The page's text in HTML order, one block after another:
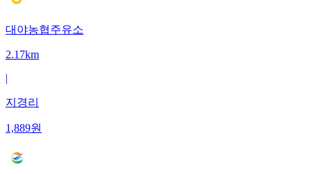
대야농협주유소
2.17km
|
지경리
1,889원